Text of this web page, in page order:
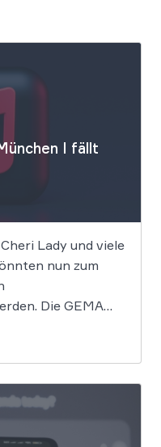
I fällt
Lady und viele
nun zum
Die GEMA
Dem
KI-Musik-
vorgeworfen. Die